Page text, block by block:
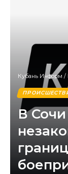
Кубань Информ /
В